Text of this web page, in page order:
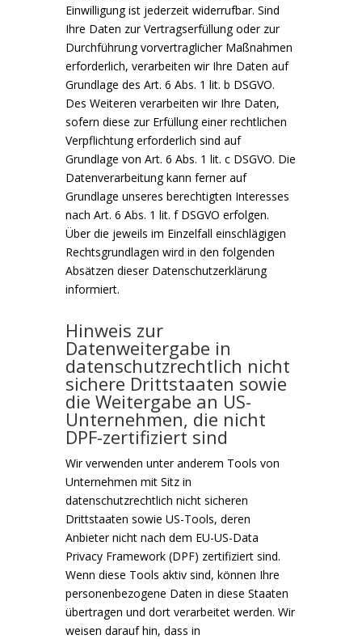
Einwilligung ist jederzeit widerrufbar. Sind
Ihre Daten zur Vertragserfüllung oder zur
Durchführung vorvertraglicher Maßnahmen
erforderlich, verarbeiten wir Ihre Daten auf
Grundlage des Art. 6 Abs. 1 lit. b DSGVO.
Des Weiteren verarbeiten wir Ihre Daten,
sofern diese zur Erfüllung einer rechtlichen
Verpflichtung erforderlich sind auf
Grundlage von Art. 6 Abs. 1 lit. c DSGVO. Die
Datenverarbeitung kann ferner auf
Grundlage unseres berechtigten Interesses
nach Art. 6 Abs. 1 lit. f DSGVO erfolgen.
Über die jeweils im Einzelfall einschlägigen
Rechtsgrundlagen wird in den folgenden
Absätzen dieser Datenschutzerklärung
informiert.
Hinweis zur
Datenweitergabe in
datenschutzrechtlich nicht
sichere Drittstaaten sowie
die Weitergabe an US-
Unternehmen, die nicht
DPF-zertifiziert sind
Wir verwenden unter anderem Tools von
Unternehmen mit Sitz in
datenschutzrechtlich nicht sicheren
Drittstaaten sowie US-Tools, deren
Anbieter nicht nach dem EU-US-Data
Privacy Framework (DPF) zertifiziert sind.
Wenn diese Tools aktiv sind, können Ihre
personenbezogene Daten in diese Staaten
übertragen und dort verarbeitet werden. Wir
weisen darauf hin, dass in